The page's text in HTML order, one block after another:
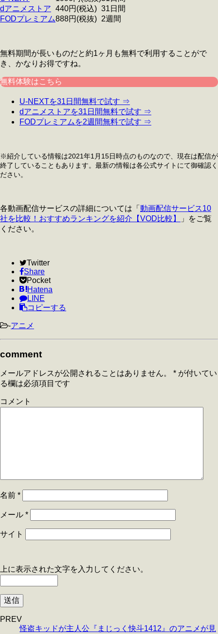
dアニメストア 440円(税込) 31日間
FODプレミアム888円(税抜) 2週間
無料期間が長いものだと約1ヶ月も無料で利用することがで
き、かなりお得ですね。
無料体験はこちら
U-NEXTを31日間無料で試す ⇒
dアニメストアを31日間無料で試す ⇒
FODプレミアムを2週間無料で試す ⇒
※紹介している情報は2021年1月15日時点のものなので、現在は配信が
終了していることもあります。最新の情報は各公式サイトにて御確認く
ださい。
各動画配信サービスの詳細については「 動画配信サービス10
社を比較！おすすめランキングを紹介【VOD比較】
」をご覧
ください。
Twitter
Share
Pocket
Hatena
LINE
コピーする
-アニメ
comment
メールアドレスが公開されることはありません。 * が付いてい
る欄は必須項目です
コメント
名前 *
メール *
サイト
上に表示された文字を入力してください。
PREV
怪盗キッドが主人公『まじっく快斗1412』のアニメが見